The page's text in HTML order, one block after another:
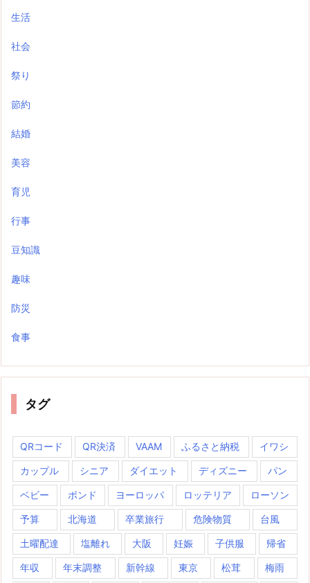
生活
社会
祭り
節約
結婚
美容
育児
行事
豆知識
趣味
防災
食事
タグ
QRコード QR決済 VAAM ふるさと納税 イワシ
カップル シニア ダイエット ディズニー パン
ベビー ボンド ヨーロッパ ロッテリア ローソン
予算 北海道 卒業旅行 危険物質 台風
土曜配達 塩離れ 大阪 妊娠 子供服 帰省
年収 年末調整 新幹線 東京 松茸 梅雨